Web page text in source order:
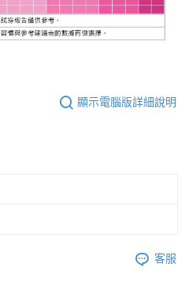
顯示電腦版詳細說明
客服